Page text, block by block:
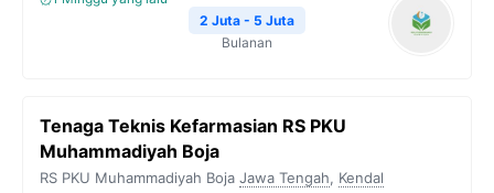
2 Juta - 5 Juta
Bulanan
Tenaga Teknis Kefarmasian RS PKU
Muhammadiyah Boja
RS PKU Muhammadiyah Boja Jawa Tengah, Kendal